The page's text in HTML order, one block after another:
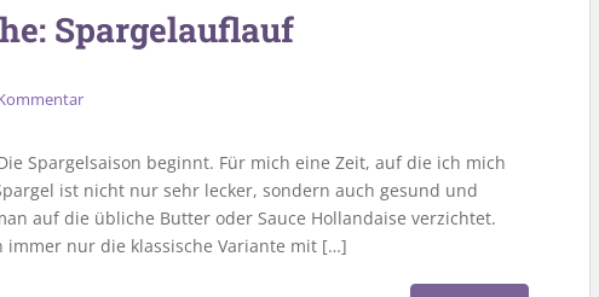
Spargelauflauf
Spargelsaison beginnt. Für mich eine Zeit, auf die ich mich
ist nicht nur sehr lecker, sondern auch gesund und
auf die übliche Butter oder Sauce Hollandaise verzichtet.
immer nur die klassische Variante mit […]